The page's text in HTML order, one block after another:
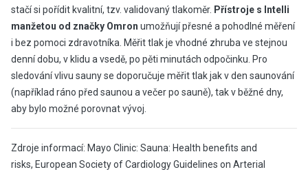
stačí si pořídit kvalitní, tzv. validovaný tlakoměr. Přístroje s Intelli
manžetou od značky Omron umožňují přesné a pohodlné měření
i bez pomoci zdravotníka. Měřit tlak je vhodné zhruba ve stejnou
denní dobu, v klidu a vsedě, po pěti minutách odpočinku. Pro
sledování vlivu sauny se doporučuje měřit tlak jak v den saunování
(například ráno před saunou a večer po sauně), tak v běžné dny,
aby bylo možné porovnat vývoj.
Zdroje informací: Mayo Clinic: Sauna: Health benefits and
risks, European Society of Cardiology Guidelines on Arterial